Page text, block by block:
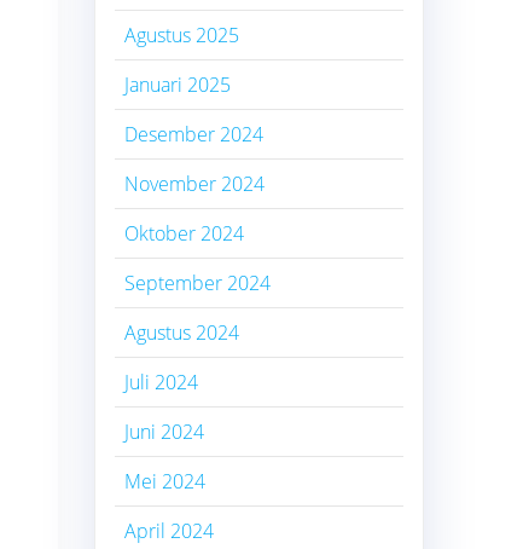
Agustus 2025
Januari 2025
Desember 2024
November 2024
Oktober 2024
September 2024
Agustus 2024
Juli 2024
Juni 2024
Mei 2024
April 2024